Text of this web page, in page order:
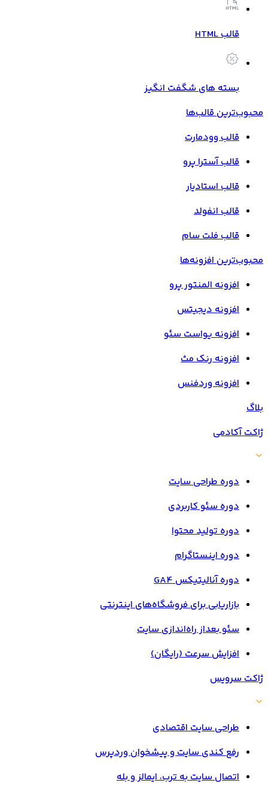
قالب HTML
بسته های شگفت انگیز
محبوب‌ترین قالب‌ها
قالب وودمارت
قالب آسترا پرو
قالب استادیار
قالب انفولد
قالب فلت سام
محبوب‌ترین افزونه‌ها
افزونه المنتور پرو
افزونه دیجیتس
افزونه یواست سئو
افزونه رنک مث
افزونه وردفنس
بلاگ
ژاکت آکادمی
دوره طراحی سایت
دوره سئو کاربردی
دوره تولید محتوا
دوره اینستاگرام
دوره آنالیتیکس GA4
بازاریابی برای فروشگاه‌های اینترنتی
سئو بعداز راه‌اندازی سایت
افزایش سرعت (رایگان)
ژاکت سرویس
طراحی سایت اقتصادی
رفع کندی سایت و پیشخوان وردپرس
اتصال سایت به ترب، ایمالز و بله